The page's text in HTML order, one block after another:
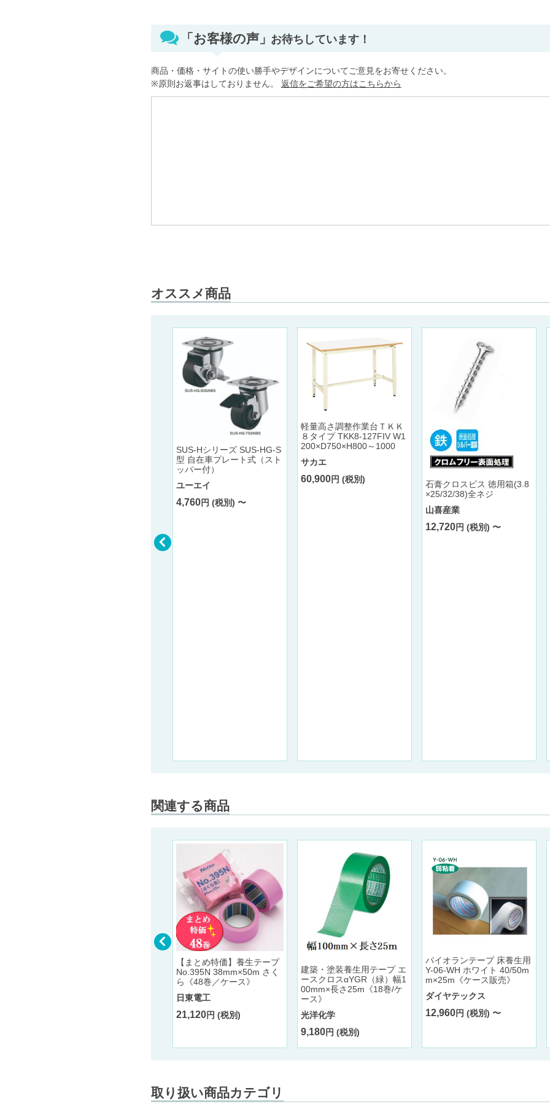
「お客様の声」お待ちしています！
商品・価格・サイトの使い勝手やデザインについてご意見をお寄せください。
※原則お返事はしておりません。 返信をご希望の方はこちらから
オススメ商品
SUS-Hシリーズ SUS-HG-S
型 自在車プレート式（スト
ッパー付）
ユーエイ
4,760円 (税別) 〜
軽量高さ調整作業台ＴＫＫ
８タイプ TKK8-127FIV W1
200×D750×H800～1000
サカエ
60,900円 (税別)
石膏クロスビス 徳用箱(3.8
×25/32/38)全ネジ
山喜産業
12,720円 (税別) 〜
関連する商品
【まとめ特価】養生テープ
No.395N 38mm×50m さく
ら《48巻／ケース》
日東電工
21,120円 (税別)
建築・塗装養生用テープ エ
ースクロスαYGR（緑）幅1
00mm×長さ25m《18巻/ケ
ース》
光洋化学
9,180円 (税別)
パイオランテープ 床養生用
Y-06-WH ホワイト 40/50m
m×25m《ケース販売》
ダイヤテックス
12,960円 (税別) 〜
取り扱い商品カテゴリ